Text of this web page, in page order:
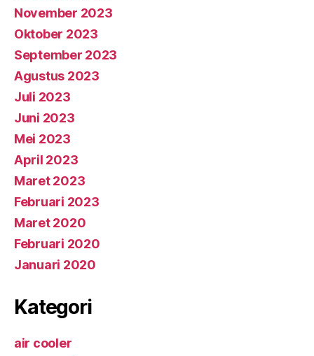
November 2023
Oktober 2023
September 2023
Agustus 2023
Juli 2023
Juni 2023
Mei 2023
April 2023
Maret 2023
Februari 2023
Maret 2020
Februari 2020
Januari 2020
Kategori
air cooler